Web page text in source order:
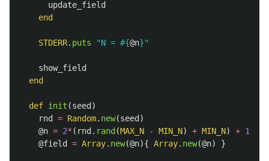
update_field
end
STDERR. puts "N = #{@n}"
show_field
end
def init (seed )
rnd
= Random. new(seed )
@n = 2* ( rnd . rand (MAX_N - MIN_N) + MIN_N) + 1
@field
= Array. new(@n){ Array. new(@n) }